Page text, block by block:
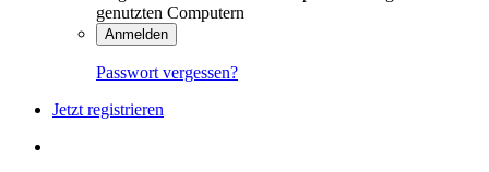
genutzten Computern
Anmelden
Passwort vergessen?
Jetzt registrieren